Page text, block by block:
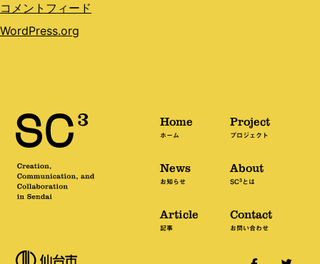
コメントフィード
WordPress.org
Home
ホーム
News
お知らせ
Article
記事
Project
プロジェクト
About
SC3とは
Contact
お問い合わせ